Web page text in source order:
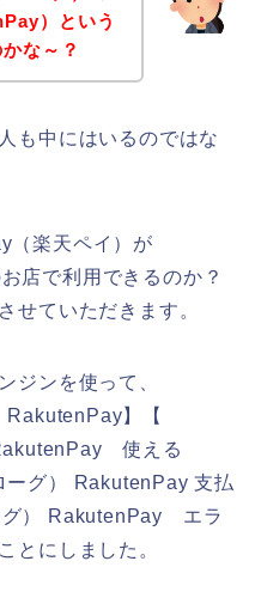
）という
な～？
も中にはいるのではな
（楽天ペイ）が
店で利用できるのか？
せていただきます。
ジンを使って、
RakutenPay】【
使える
グ） RakutenPay 支払
グ） RakutenPay エラ
とにしました。